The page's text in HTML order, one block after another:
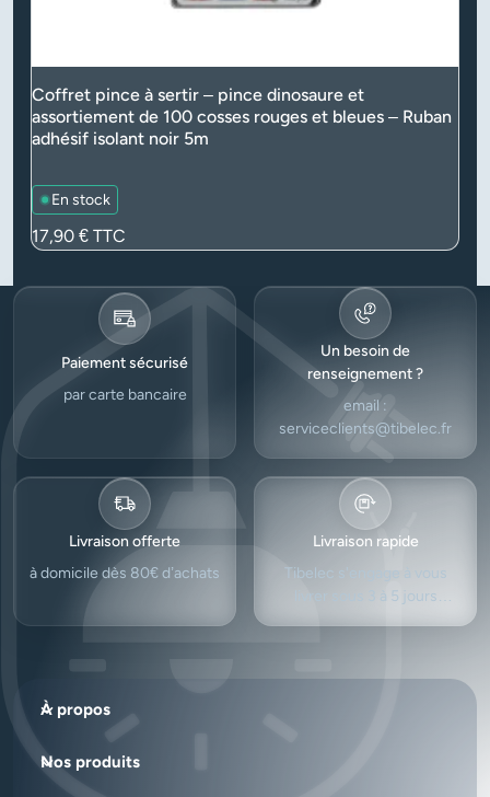
Coffret pince à sertir – pince dinosaure et
assortiement de 100 cosses rouges et bleues – Ruban
adhésif isolant noir 5m
En stock
Prix
17,90 € TTC
Paiement sécurisé
par carte bancaire
Un besoin de
renseignement ?
email :
serviceclients@tibelec.fr
Livraison offerte
à domicile dès 80€ d’achats
Livraison rapide
Tibelec s'engage à vous
livrer sous 3 à 5 jours
À propos
Nos produits